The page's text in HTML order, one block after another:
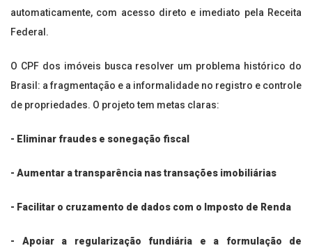
automaticamente, com acesso direto e imediato pela Receita
Federal.
O CPF dos imóveis busca resolver um problema histórico do
Brasil: a fragmentação e a informalidade no registro e controle
de propriedades. O projeto tem metas claras:
- Eliminar fraudes e sonegação fiscal
- Aumentar a transparência nas transações imobiliárias
- Facilitar o cruzamento de dados com o Imposto de Renda
- Apoiar a regularização fundiária e a formulação de